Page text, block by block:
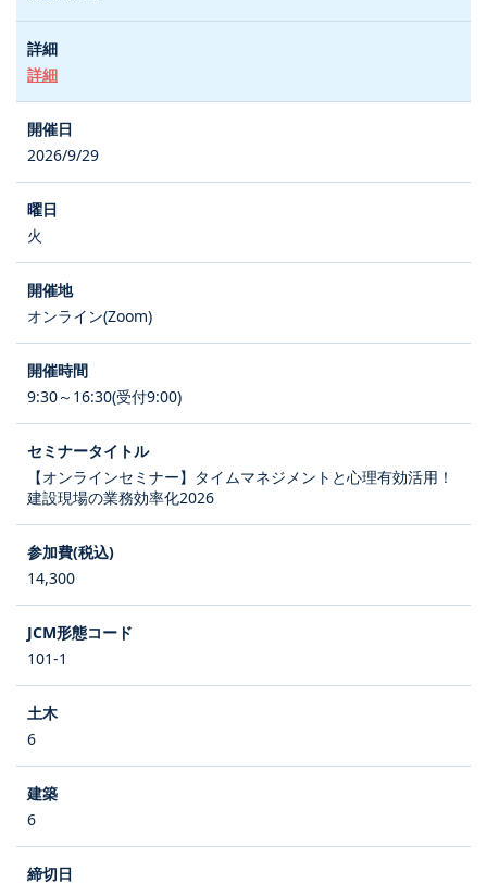
詳細
2026/9/29
火
オンライン(Zoom)
9:30～16:30(受付9:00)
【オンラインセミナー】タイムマネジメントと心理有効活用！
建設現場の業務効率化2026
14,300
101-1
6
6